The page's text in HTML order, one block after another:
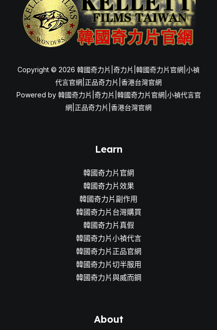
Copyright © 2026 韓國奇力片|奇力片|韓國奇力片官網|小禎
代言官網|正品奇力片|香港台灣官網
Powered by 韓國奇力片|奇力片|韓國奇力片官網|小禎代言官
網|正品奇力片|香港台灣官網
Learn
韓國奇力片官網
韓國奇力片效果
韓國奇力片副作用
韓國奇力片台灣購買
韓國奇力片真假
韓國奇力片小禎代言
韓國奇力片正品官網
韓國奇力片切半服用
韓國奇力片與威而鋼
About